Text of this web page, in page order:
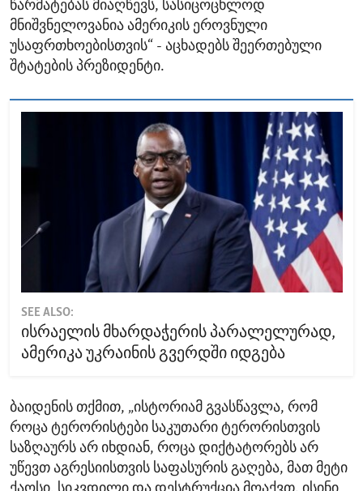
წარმატებას მიაღწევს, სასიცოცხლოდ
მნიშვნელოვანია ამერიკის ეროვნული
უსაფრთხოებისთვის“ - აცხადებს შეერთებული
შტატების პრეზიდენტი.
SEE ALSO:
ისრაელის მხარდაჭერის პარალელურად,
ამერიკა უკრაინის გვერდში იდგება
ბაიდენის თქმით, „ისტორიამ გვასწავლა, რომ
როცა ტერორისტები საკუთარი ტერორისთვის
საზღაურს არ იხდიან, როცა დიქტატორებს არ
უწევთ აგრესიისთვის საფასურის გაღება, მათ მეტი